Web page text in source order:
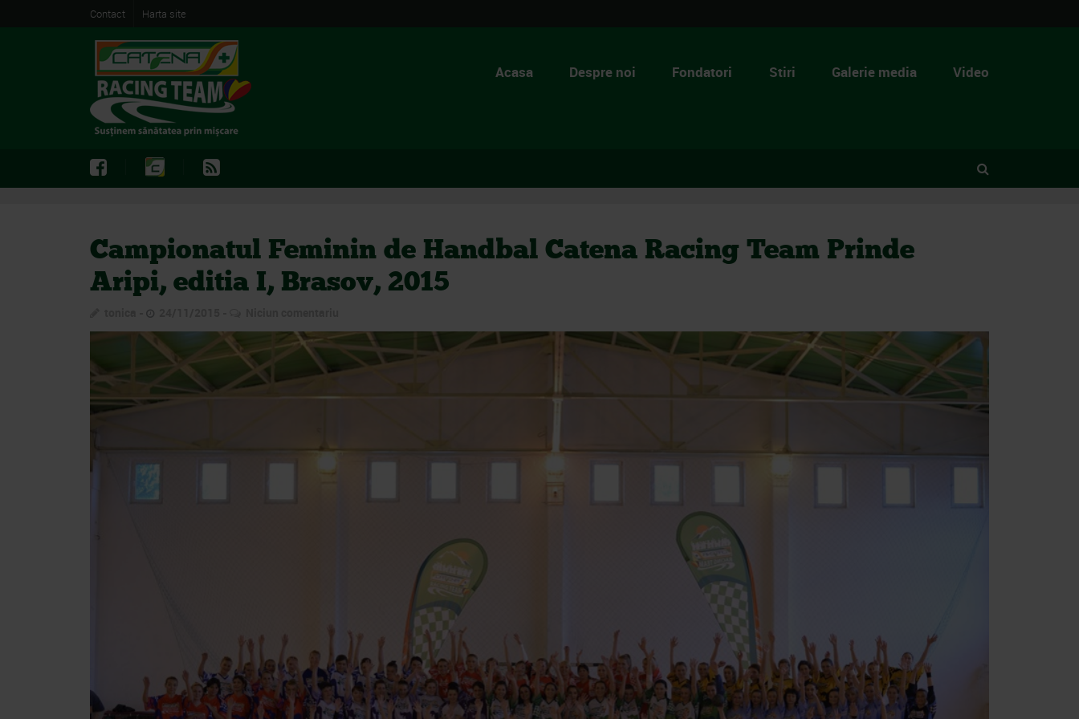
Contact Harta site
Acasa Despre noi Fondatori Stiri Galerie media Video
Campionatul Feminin de Handbal Catena Racing Team Prinde
Aripi, editia I, Brasov, 2015